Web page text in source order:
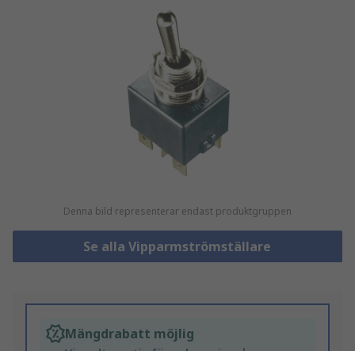
Denna bild representerar endast produktgruppen
Se alla Vipparmströmställare
Mängdrabatt möjlig